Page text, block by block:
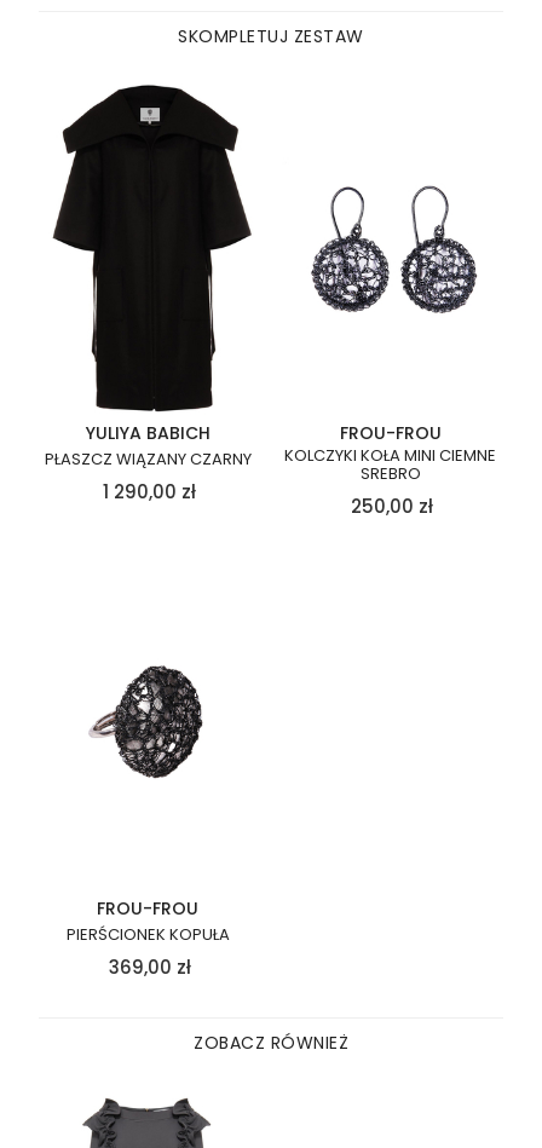
SKOMPLETUJ ZESTAW
YULIYA BABICH
PŁASZCZ WIĄZANY CZARNY
1 290,00 zł
FROU-FROU
KOLCZYKI KOŁA MINI CIEMNE
SREBRO
250,00 zł
FROU-FROU
PIERŚCIONEK KOPUŁA
369,00 zł
ZOBACZ RÓWNIEŻ